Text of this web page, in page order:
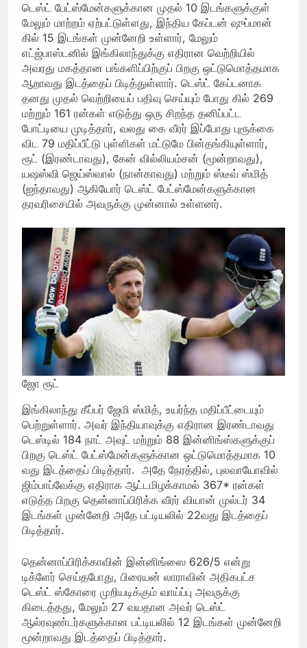
டெஸ்ட் பேட்ஸ்மேன்களுக்கான முதல் 10 இடங்களுக்குள்
மேலும் மாற்றம் ஏற்பட்டுள்ளது, இந்திய கேப்டன் ஷுப்மான்
கில் 15 இடங்கள் முன்னேறி உள்ளார், மேலும்
எட்ஜ்பாஸ்டனில் இங்கிலாந்துக்கு எதிரான வெற்றியில்
அவரது மகத்தான பங்களிப்பிற்குப் பிறகு ஒட்டுமொத்தமாக
ஆறாவது இடத்தைப் பிடித்துள்ளார். டெஸ்ட் கேப்டனாக
தனது முதல் வெற்றியைப் பதிவு செய்யும் போது கில் 269
மற்றும் 161 ரன்கள் எடுத்து ஒரு சிறந்த தனிப்பட்ட
போட்டியை முடித்தார், வலது கை வீரர் இப்போது புரூக்கை
விட 79 மதிப்பீட்டு புள்ளிகள் மட்டுமே பின்தங்கியுள்ளார்,
ரூட் (இரண்டாவது), கேன் வில்லியம்சன் (மூன்றாவது),
யஷஸ்வி ஜெய்ஸ்வால் (நான்காவது) மற்றும் ஸ்டீவ் ஸ்மித்
(ஐந்தாவது) ஆகியோர் டெஸ்ட் பேட்ஸ்மேன்களுக்கான
தரவரிசையில் அவருக்கு முன்னால் உள்ளனர்.
ஜோ ரூட்
இங்கிலாந்து கீப்பர் ஜேமி ஸ்மித், உயர்ந்த மதிப்பீட்டையும்
பெற்றுள்ளார். அவர் இந்தியாவுக்கு எதிரான இரண்டாவது
டெஸ்டில் 184 நாட் அவுட் மற்றும் 88 இன்னிங்ஸ்களுக்குப்
பிறகு டெஸ்ட் பேட்ஸ்மேன்களுக்கான ஒட்டுமொத்தமாக 10
வது இடத்தைப் பிடித்தார். அதே நேரத்தில், புலவாயோவில்
ஜிம்பாப்வேக்கு எதிராக ஆட்டமிழக்காமல் 367* ரன்கள்
எடுத்த பிறகு தென்னாப்பிரிக்க வீரர் வியான் முல்டர் 34
இடங்கள் முன்னேறி அதே பட்டியலில் 22வது இடத்தைப்
பிடித்தார்.
தென்னாப்பிரிக்காவின் இன்னிங்ஸை 626/5 என்று
டிக்ளேர் செய்தபோது, பிரையன் லாராவின் அதிகபட்ச
டெஸ்ட் ஸ்கோரை முறியடிக்கும் வாய்ப்பு அவருக்கு
கிடைத்தது, மேலும் 27 வயதான அவர் டெஸ்ட்
ஆல்ரவுண்டர்களுக்கான பட்டியலில் 12 இடங்கள் முன்னேறி
மூன்றாவது இடத்தைப் பிடித்தார்.